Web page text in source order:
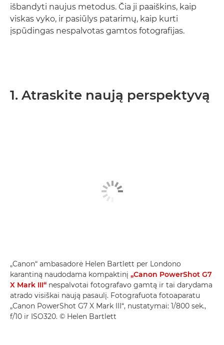
išbandyti naujus metodus. Čia ji paaiškins, kaip
viskas vyko, ir pasiūlys patarimų, kaip kurti
įspūdingas nespalvotas gamtos fotografijas.
1. Atraskite naują perspektyvą
„Canon“ ambasadorė Helen Bartlett per Londono
karantiną naudodama kompaktinį „Canon PowerShot G7
X Mark III“ nespalvotai fotografavo gamtą ir tai darydama
atrado visiškai naują pasaulį. Fotografuota fotoaparatu
„Canon PowerShot G7 X Mark III“, nustatymai: 1/800 sek.,
f/10 ir ISO320. © Helen Bartlett